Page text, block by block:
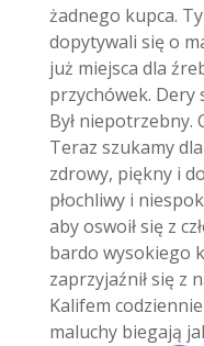
żadnego kupca.
dopytywali się o
już miejsca dla
przychówek. Dery
Był niepotrzebny.
Teraz szukamy
zdrowy, piękny i
płochliwy i
aby oswoił się z
bardo wysokiego
zaprzyjaźnił się z
Kalifem
maluchy biegają